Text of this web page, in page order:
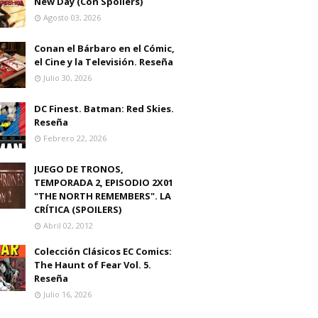
Agosto 03, 2026
Conan el Bárbaro en el Cómic,
el Cine y la Televisión. Reseña
Julio 30, 2026
DC Finest. Batman: Red Skies.
Reseña
Febrero 22, 2026
JUEGO DE TRONOS,
TEMPORADA 2, EPISODIO 2X01
"THE NORTH REMEMBERS". LA
CRÍTICA (SPOILERS)
Abril 02, 2012
Colección Clásicos EC Comics:
The Haunt of Fear Vol. 5.
Reseña
Julio 16, 2026